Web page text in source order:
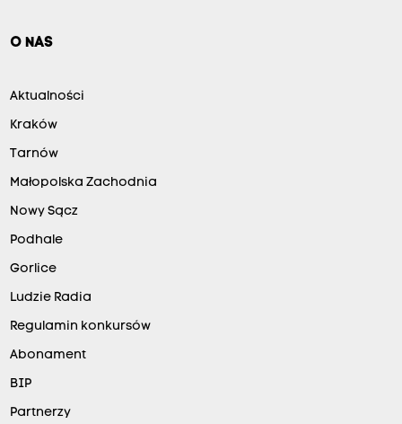
O NAS
Aktualności
Kraków
Tarnów
Małopolska Zachodnia
Nowy Sącz
Podhale
Gorlice
Ludzie Radia
Regulamin konkursów
Abonament
BIP
Partnerzy